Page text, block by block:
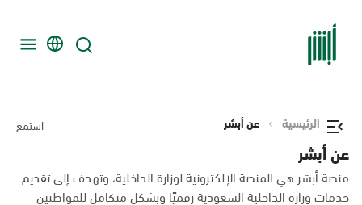
الرئيسية عن أبشر استمع
عن أبشر
منصة أبشر هي المنصة الإلكترونية لوزارة الداخلية، وتهدف إلى تقديم
خدمات وزارة الداخلية السعودية رقميًا وبشكل متكامل للمواطنين